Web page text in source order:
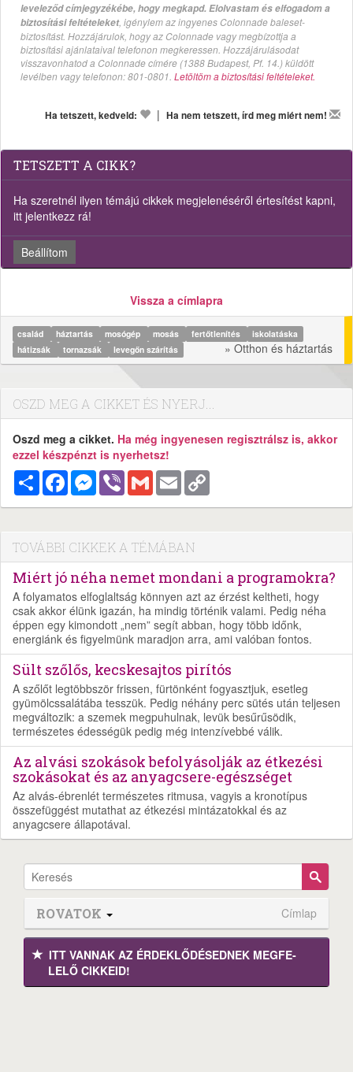
leveleződ címjegyzékébe, hogy megkapd. Elolvastam és elfogadom a
biztosítási feltételeket, igénylem az ingyenes Colonnade baleset-
biztosítást. Hozzájárulok, hogy az Colonnade vagy megbízottja a
biztosítási ajánlataival telefonon megkeressen. Hozzájárulásodat
visszavonhatod a Colonnade címére (1388 Budapest, Pf. 14.) küldött
levélben vagy telefonon: 801-0801. Letöltöm a biztosítási feltételeket.
Ha tetszett, kedveld: | Ha nem tetszett, írd meg miért nem!
TETSZETT A CIKK?
Ha szeretnél ilyen témájú cikkek megjelenéséről értesítést kapni,
itt jelentkezz rá!
Beállítom
Vissza a címlapra
család háztartás mosógép mosás fertőtlenítés
iskolatáska
hátizsák
tornazsák levegőn szárítás » Otthon és háztartás
OSZD MEG A CIKKET ÉS NYERJ...
Oszd meg a cikket. Ha még ingyenesen regisztrálsz is, akkor
ezzel készpénzt is nyerhetsz!
MegosztásFacebookMessenger
Viber Gmail Email
TOVÁBBI CIKKEK A TÉMÁBAN
Miért jó néha nemet mondani a programokra?
A folyamatos elfoglaltság könnyen azt az érzést keltheti, hogy
csak akkor élünk igazán, ha mindig történik valami. Pedig néha
éppen egy kimondott „nem” segít abban, hogy több időnk,
energiánk és figyelmünk maradjon arra, ami valóban fontos.
Sült szőlős, kecskesajtos pirítós
A szőlőt legtöbbször frissen, fürtönként fogyasztjuk, esetleg
gyümölcssalátába tesszük. Pedig néhány perc sütés után teljesen
megváltozik: a szemek megpuhulnak, levük besűrűsödik,
természetes édességük pedig még intenzívebbé válik.
Az alvási szokások befolyásolják az étkezési
szokásokat és az anyagcsere-egészséget
Az alvás-ébrenlét természetes ritmusa, vagyis a kronotípus
összefüggést mutathat az étkezési mintázatokkal és az
anyagcsere állapotával.
ROVATOK Címlap
ITT VANNAK AZ ÉRDEK­LŐDÉ­SEDNEK MEGFE­
LELŐ CIKKEID!